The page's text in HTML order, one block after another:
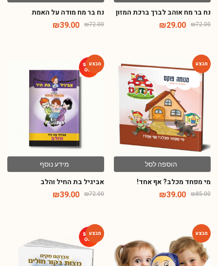
נח בר מח אוהב לברך ברכת המזון
₪72.00
₪29.00
נח בר מח מודה על האמת
₪72.00
₪39.00
הוספה לסל
מי מפחד מכלב? אף אחד!
₪85.00
₪39.00
מידע נוסף
אביגיל בת החיל והלב
₪72.00
₪39.00
-28%